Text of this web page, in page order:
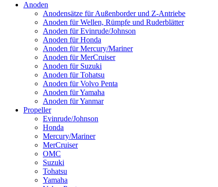
Anoden
Anodensätze für Außenborder und Z-Antriebe
Anoden für Wellen, Rümpfe und Ruderblätter
Anoden für Evinrude/Johnson
Anoden für Honda
Anoden für Mercury/Mariner
Anoden für MerCruiser
Anoden für Suzuki
Anoden für Tohatsu
Anoden für Volvo Penta
Anoden für Yamaha
Anoden für Yanmar
Propeller
Evinrude/Johnson
Honda
Mercury/Mariner
MerCruiser
OMC
Suzuki
Tohatsu
Yamaha